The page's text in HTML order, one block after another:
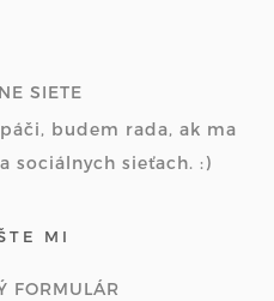
SIETE
budem rada, ak ma
sociálnych sieťach. :)
MI
FORMULÁR